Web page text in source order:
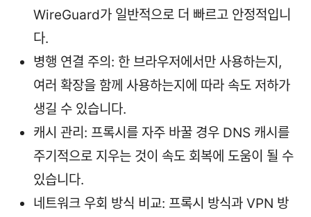
WireGuard가 일반적으로 더 빠르고 안정적입니
다.
병행 연결 주의: 한 브라우저에서만 사용하는지,
여러 확장을 함께 사용하는지에 따라 속도 저하가
생길 수 있습니다.
캐시 관리: 프록시를 자주 바꿀 경우 DNS 캐시를
주기적으로 지우는 것이 속도 회복에 도움이 될 수
있습니다.
네트워크 우회 방식 비교: 프록시 방식과 VPN 방